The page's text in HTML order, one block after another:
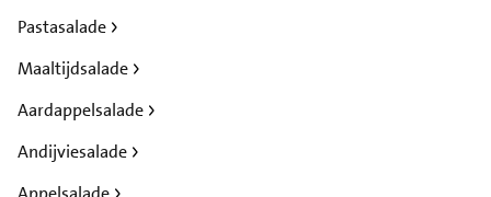
Pastasalade
Maaltijdsalade
Aardappelsalade
Andijviesalade